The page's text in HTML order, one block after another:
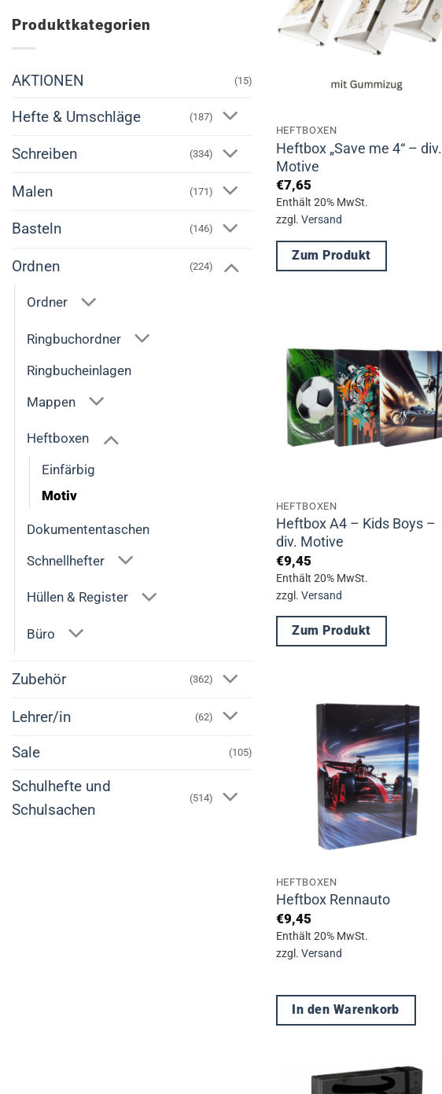
Produktkategorien
AKTIONEN (15)
Hefte & Umschläge (187)
Schreiben (334)
Malen (171)
Basteln (146)
Ordnen (224)
Ordner
Ringbuchordner
Ringbucheinlagen
Mappen
Heftboxen
Einfärbig
Motiv
Dokumententaschen
Schnellhefter
Hüllen & Register
Büro
Zubehör (362)
Lehrer/in (62)
Sale (105)
Schulhefte und
Schulsachen
(514)
HEFTBOXEN
Heftbox „Save me 4“ – div.
Motive
€7,65
Enthält 20% MwSt.
zzgl. Versand
Zum Produkt
mehrere
Varianten
auf.
Die
Optionen
können
Produktseite
gewählt
werden
HEFTBOXEN
Heftbox A4 – Kids Boys –
div. Motive
€9,45
Enthält 20% MwSt.
zzgl. Versand
Zum Produkt
Varianten
Optionen
können
Produktseite
gewählt
werden
HEFTBOXEN
Heftbox Rennauto
€9,45
Enthält 20% MwSt.
zzgl. Versand
In den Warenkorb